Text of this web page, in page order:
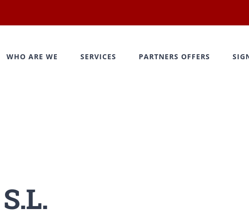
WHO ARE WE SERVICES PARTNERS OFFERS